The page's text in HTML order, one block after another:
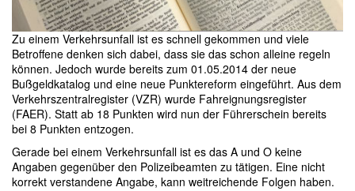
Zu einem Verkehrsunfall ist es schnell gekommen und viele
Betroffene denken sich dabei, dass sie das schon alleine regeln
können. Jedoch wurde bereits zum 01.05.2014 der neue
Bußgeldkatalog und eine neue Punktereform eingeführt. Aus dem
Verkehrszentralregister (VZR) wurde Fahreignungsregister
(FAER). Statt ab 18 Punkten wird nun der Führerschein bereits
bei 8 Punkten entzogen.
Gerade bei einem Verkehrsunfall ist es das A und O keine
Angaben gegenüber den Polizeibeamten zu tätigen. Eine nicht
korrekt verstandene Angabe, kann weitreichende Folgen haben.